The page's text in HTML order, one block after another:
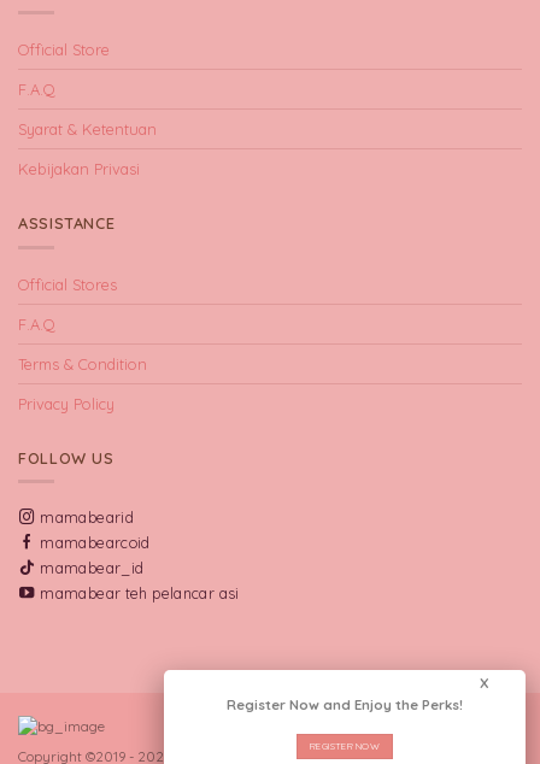
Official Store
F.A.Q
Syarat & Ketentuan
Kebijakan Privasi
ASSISTANCE
Official Stores
F.A.Q
Terms & Condition
Privacy Policy
FOLLOW US
mamabearid
mamabearcoid
mamabear_id
mamabear teh pelancar asi
Copyright ©2019 - 2026 CV Manna Indo Lakta.
X
Register Now and Enjoy the Perks!
REGISTER NOW